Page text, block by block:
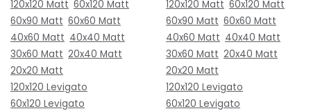
120x120 Matt 60x120 Matt
60x90 Matt 60x60 Matt
40x60 Matt 40x40 Matt
30x60 Matt 20x40 Matt
20x20 Matt
120x120 Levigato
60x120 Levigato
120x120 Matt 60x120 Matt
60x90 Matt 60x60 Matt
40x60 Matt 40x40 Matt
30x60 Matt 20x40 Matt
20x20 Matt
120x120 Levigato
60x120 Levigato